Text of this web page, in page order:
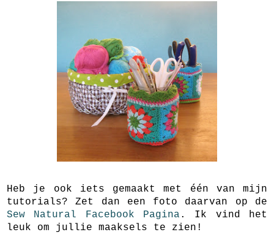
Heb je ook iets gemaakt met één van mijn
tutorials? Zet dan een foto daarvan op de
Sew Natural Facebook Pagina . Ik vind het
leuk om jullie maaksels te zien!